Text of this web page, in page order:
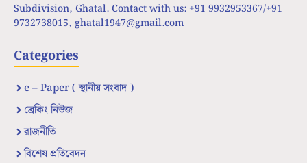
Subdivision, Ghatal. Contact with us: +91 9932953367/+91
9732738015, ghatal1947@gmail.com
Categories
e – Paper ( স্থানীয় সংবাদ )
ব্রেকিং নিউজ
রাজনীতি
বিশেষ প্রতিবেদন